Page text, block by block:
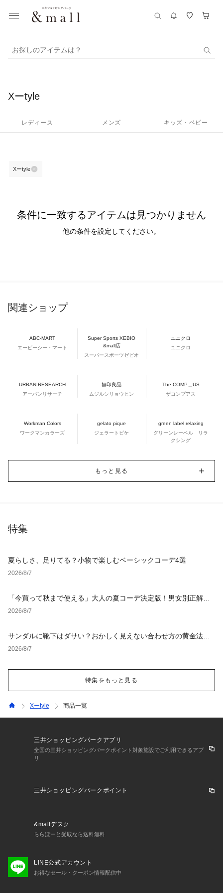
お探しのアイテムは？
Xーtyle
レディース メンズ キッズ・ベビー
Xーtyle
条件に一致するアイテムは見つかりません
他の条件を設定してください。
関連ショップ
ABC-MART
エービーシー・マート
Super Sports XEBIO
&mall店
スーパースポーツゼビオ
ユニクロ
ユニクロ
URBAN RESEARCH
アーバンリサーチ
無印良品
ムジルシリョウヒン
The COMP＿US
ザコンプアス
Workman Colors
ワークマンカラーズ
gelato pique
ジェラートピケ
green label relaxing
グリーンレーベル リラ
クシング
もっと見る
特集
夏らしさ、足りてる？小物で楽しむベーシックコーデ4選
2026/8/7
「今買って秋まで使える」大人の夏コーデ決定版！男女別正解ス
タイルとNGな着こなし
2026/8/7
サンダルに靴下はダサい？おかしく見えない合わせ方の黄金法則
と男女別おすすめコーデ
2026/8/7
特集をもっと見る
Xーtyle 商品一覧
三井ショッピングパークアプリ
全国の三井ショッピングパークポイント対象施設でご利用できるアプ
リ
三井ショッピングパークポイント
&mallデスク
ららぽーと受取なら送料無料
LINE公式アカウント
お得なセール・クーポン情報配信中